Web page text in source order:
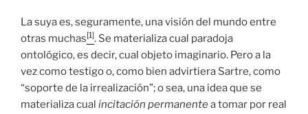
La suya es, seguramente, una visión del mundo entre
otras muchas[1]. Se materializa cual paradoja
ontológico, es decir, cual objeto imaginario. Pero a la
vez como testigo o, como bien advirtiera Sartre, como
“soporte de la irrealización”; o sea, una idea que se
materializa cual incitación permanentea tomar por real